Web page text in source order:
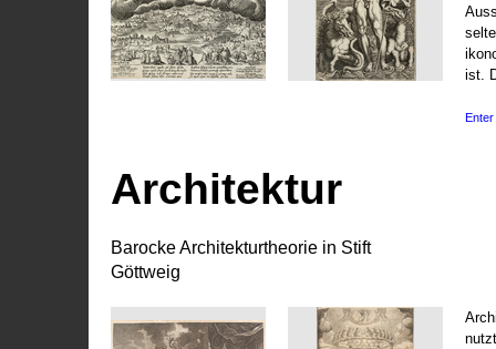
ist.
Enter
Architektur
Barocke Architekturtheorie in Stift
Göttweig